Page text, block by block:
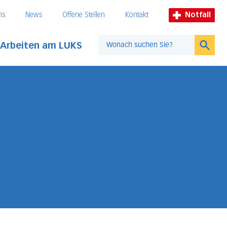
News Offene Stellen Kontakt Notfall
Arbeiten am LUKS